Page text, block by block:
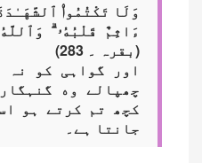
وَلَا تَكْتُمُوا۟
ءَاثِمٌ قَلْبُهُۥ
(بقرہ ۔ 283)
اور گواہی کو
چھپالے وه
کچھ تم کرتے ہو
جانتا ہے۔